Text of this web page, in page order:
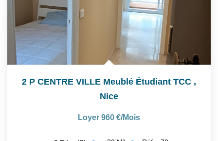
2 P CENTRE VILLE Meublé Étudiant TCC ,
Nice
Loyer 960 €/mois